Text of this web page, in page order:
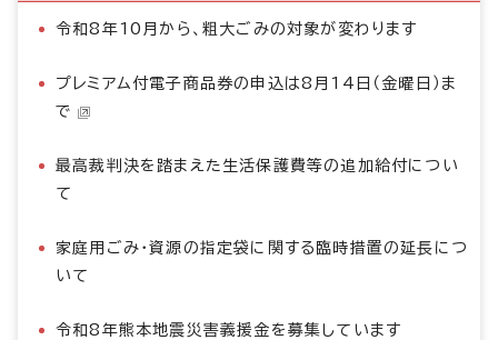
令和8年10月から、粗大ごみの対象が変わります
プレミアム付電子商品券の申込は8月14日（金曜日）ま
で
最高裁判決を踏まえた生活保護費等の追加給付につい
て
家庭用ごみ・資源の指定袋に関する臨時措置の延長につ
いて
令和8年熊本地震災害義援金を募集しています